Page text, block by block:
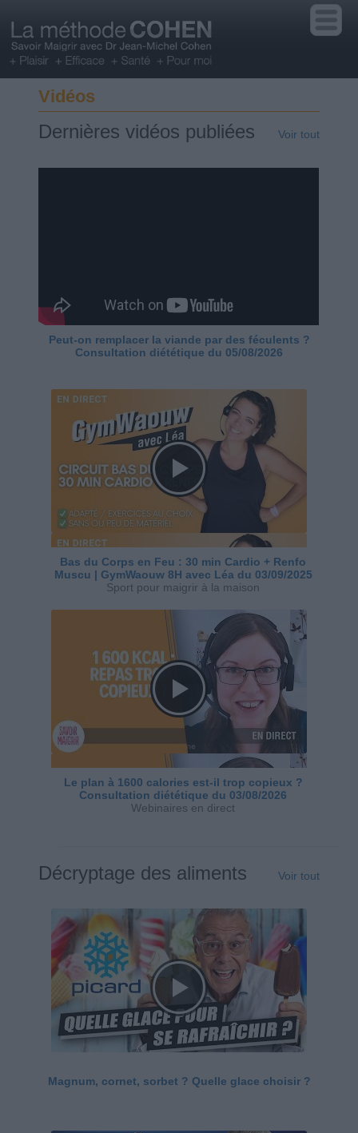
Vidéos
Dernières vidéos publiées Voir tout
Peut-on remplacer la viande par des féculents ?
Consultation diététique du 05/08/2026
Bas du Corps en Feu : 30 min Cardio + Renfo
Muscu | GymWaouw 8H avec Léa du 03/09/2025
Sport pour maigrir à la maison
Le plan à 1600 calories est-il trop copieux ?
Consultation diététique du 03/08/2026
Webinaires en direct
Décryptage des aliments Voir tout
Magnum, cornet, sorbet ? Quelle glace choisir ?